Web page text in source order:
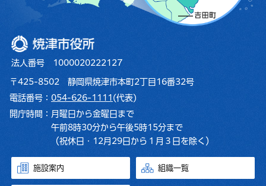
焼津市役所
法人番号 1000020222127
〒425-8502 静岡県焼津市本町2丁目16番32号
電話番号： 054-626-1111 (代表)
開庁時間： 月曜日から金曜日まで
午前8時30分から午後5時15分まで
（祝休日・12月29日から１月３日を除く）
施設案内 組織一覧